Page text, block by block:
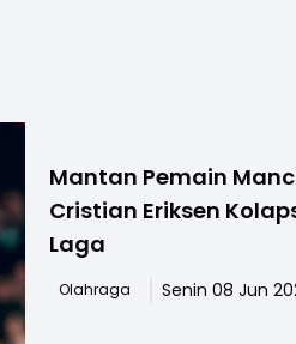
Mantan Pemain
Cristian Eriksen
Laga
Olahraga Senin 08 Jun